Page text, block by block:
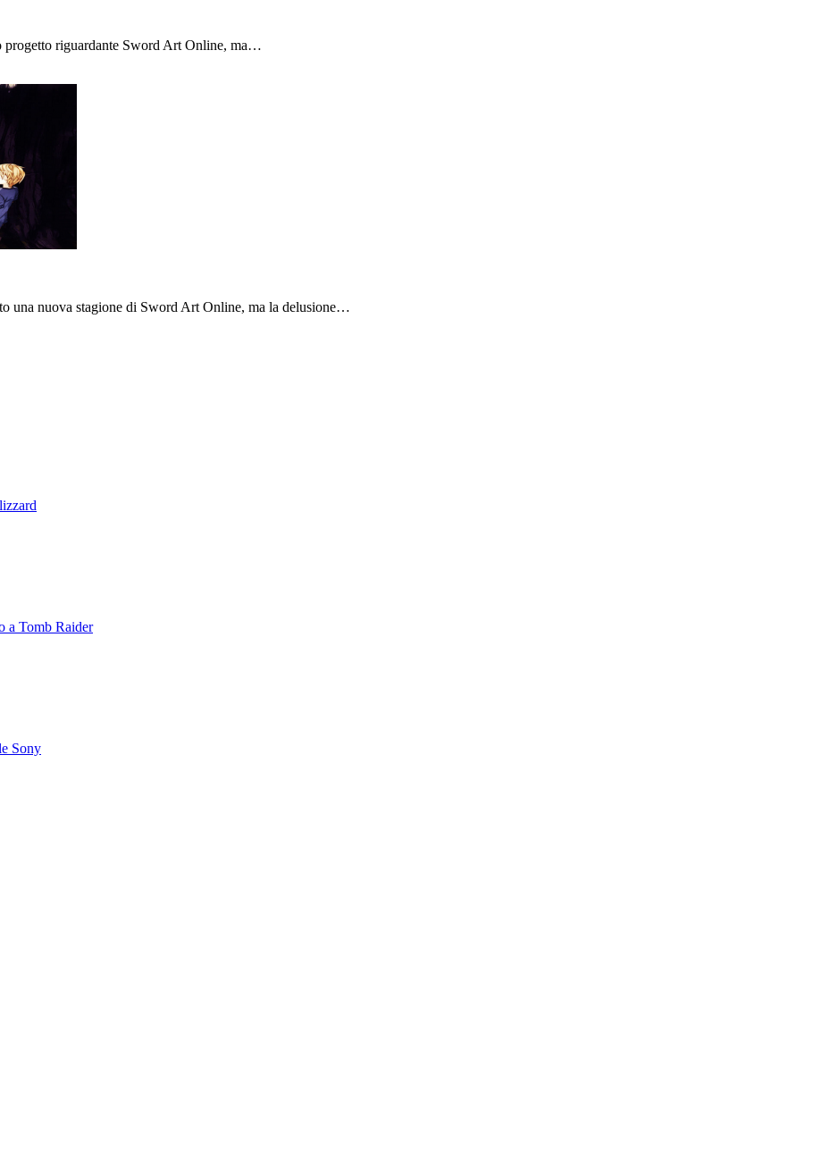
progetto riguardante Sword Art Online, ma…
una nuova stagione di Sword Art Online, ma la delusione…
a Tomb Raider
Sony